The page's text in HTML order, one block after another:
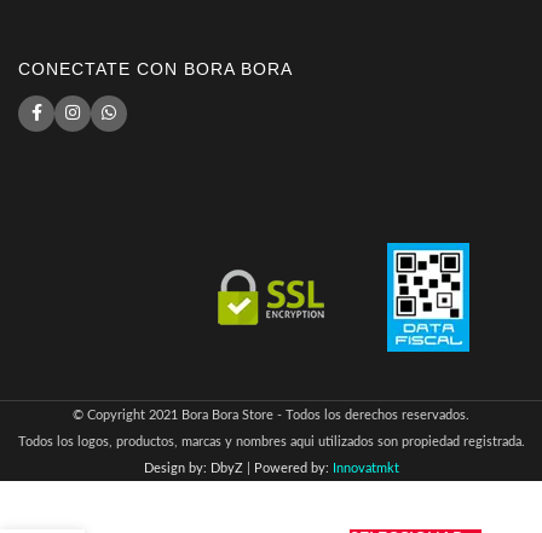
CONECTATE CON BORA BORA
© Copyright 2021 Bora Bora Store - Todos los derechos reservados.
Todos los logos, productos, marcas y nombres aqui utilizados son propiedad registrada.
Design by: DbyZ| Powered by: Innovatmkt